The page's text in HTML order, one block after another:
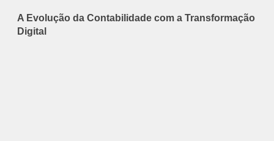
A Evolução da Contabilidade com a Transformação
Digital